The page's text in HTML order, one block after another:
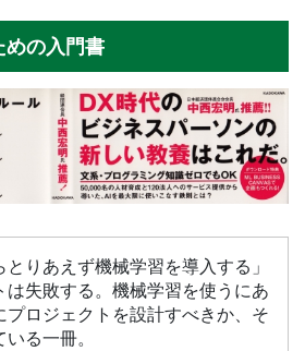
めの入門書
とりあえず機械学習を導入する」
は失敗する。機械学習を使うにあ
プロジェクトを設計すべきか、そ
る一冊。